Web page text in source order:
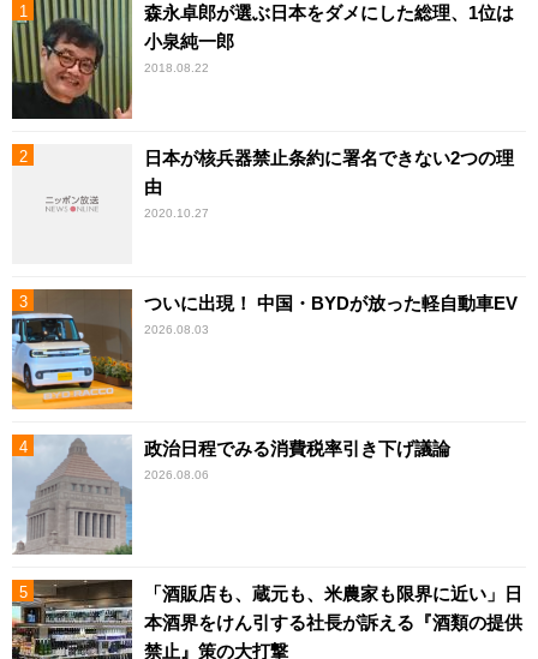
森永卓郎が選ぶ日本をダメにした総理、1位は
小泉純一郎
2018.08.22
日本が核兵器禁止条約に署名できない2つの理
由
2020.10.27
ついに出現！ 中国・BYDが放った軽自動車EV
2026.08.03
政治日程でみる消費税率引き下げ議論
2026.08.06
「酒販店も、蔵元も、米農家も限界に近い」日
本酒界をけん引する社長が訴える『酒類の提供
禁止』策の大打撃